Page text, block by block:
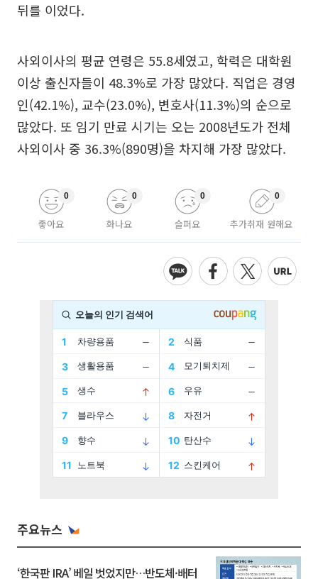
뒤를 이었다.
사외이사의 평균 연령은 55.8세였고, 학력은 대학원
이상 출신자들이 48.3%로 가장 많았다. 직업은 경영
인(42.1%), 교수(23.0%), 변호사(11.3%)의 순으로
많았다. 또 임기 만료 시기는 오는 2008년도가 전체
사외이사 중 36.3%(890명)을 차지해 가장 많았다.
좋아요
0
화나요
0
슬퍼요
0
추가취재 원해요
0
주요뉴스
‘한국판 IRA’ 베일 벗었지만…반도체·배터